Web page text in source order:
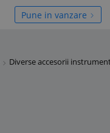
Pune in vanzare
Diverse accesorii